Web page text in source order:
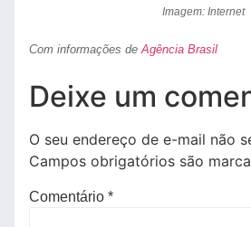
Imagem: Internet
Com informações de Agência Brasil
Deixe um
O seu endereço de e-mail não
Campos obrigatórios são
Comentário *